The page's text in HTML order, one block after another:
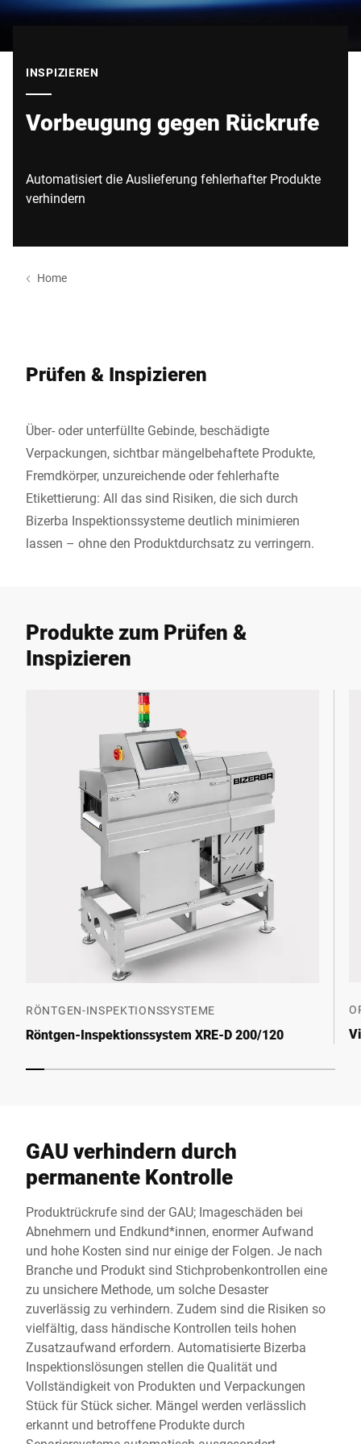
Globale Website
INSPIZIEREN
Vorbeugung gegen Rückrufe
Automatisiert die Auslieferung fehlerhafter Produkte
verhindern
Home
Prüfen & Inspizieren
Über- oder unterfüllte Gebinde, beschädigte
Verpackungen, sichtbar mängelbehaftete Produkte,
Fremdkörper, unzureichende oder fehlerhafte
Etikettierung: All das sind Risiken, die sich durch
Bizerba Inspektionssysteme deutlich minimieren
lassen – ohne den Produktdurchsatz zu verringern.
Produkte zum Prüfen &
Inspizieren
RÖNTGEN-INSPEKTIONSSYSTEME
Röntgen-Inspektionssystem XRE-D 200/120
GAU verhindern durch
permanente Kontrolle
Produktrückrufe sind der GAU; Imageschäden bei
Abnehmern und Endkund*innen, enormer Aufwand
und hohe Kosten sind nur einige der Folgen. Je nach
Branche und Produkt sind Stichprobenkontrollen eine
zu unsichere Methode, um solche Desaster
zuverlässig zu verhindern. Zudem sind die Risiken so
vielfältig, dass händische Kontrollen teils hohen
Zusatzaufwand erfordern. Automatisierte Bizerba
Inspektionslösungen stellen die Qualität und
Vollständigkeit von Produkten und Verpackungen
Stück für Stück sicher. Mängel werden verlässlich
erkannt und betroffene Produkte durch